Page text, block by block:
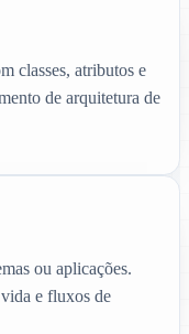
classes, atributos e
de arquitetura de
ou aplicações.
e fluxos de